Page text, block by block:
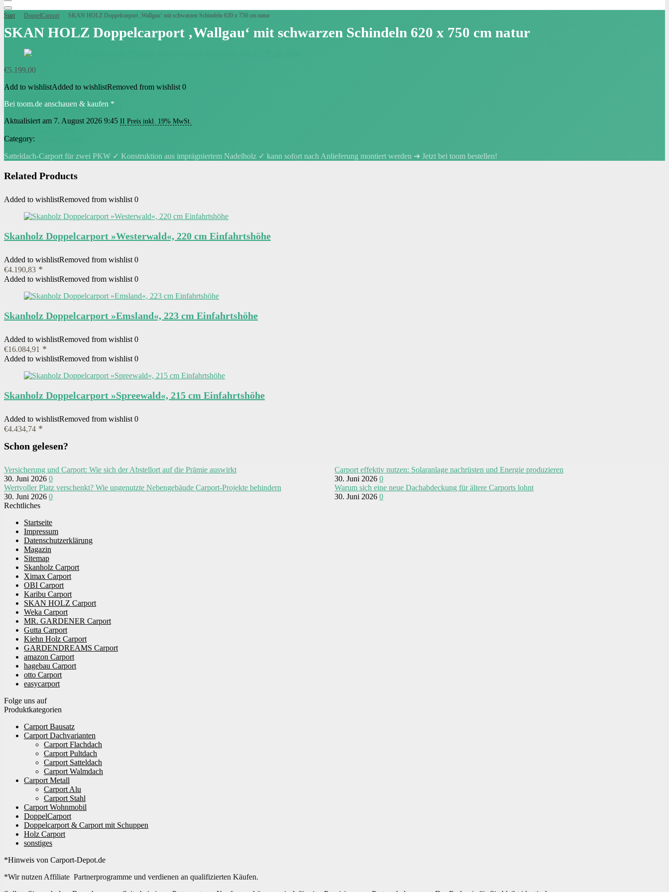
Start DoppelCarport SKAN HOLZ Doppelcarport ‚Wallgau‘ mit schwarzen Schindeln 620 x 750 cm natur
SKAN HOLZ Doppelcarport ‚Wallgau‘ mit schwarzen Schindeln 620 x 750 cm natur
€5.199,00
Add to wishlistAdded to wishlistRemoved from wishlist 0
Bei toom.de anschauen & kaufen *
Aktualisiert am 7. August 2026 9:45 II Preis inkl. 19% MwSt.
Category:
Satteldach-Carport für zwei PKW ✓ Konstruktion aus imprägniertem Nadelholz ✓ kann sofort nach Anlieferung montiert werden ➜ Jetzt bei toom bestellen!
Related Products
Added to wishlistRemoved from wishlist 0
Skanholz Doppelcarport »Westerwald«, 220 cm Einfahrtshöhe
Added to wishlistRemoved from wishlist 0
€4.190,83
Added to wishlistRemoved from wishlist 0
Skanholz Doppelcarport »Emsland«, 223 cm Einfahrtshöhe
Added to wishlistRemoved from wishlist 0
€16.084,91
Added to wishlistRemoved from wishlist 0
Skanholz Doppelcarport »Spreewald«, 215 cm Einfahrtshöhe
Added to wishlistRemoved from wishlist 0
€4.434,74
Schon gelesen?
Versicherung und Carport: Wie sich der Abstellort auf die Prämie auswirkt
30. Juni 2026 0
Carport effektiv nutzen: Solaranlage nachrüsten und Energie produzieren
30. Juni 2026 0
Wertvoller Platz verschenkt? Wie ungenutzte Nebengebäude Carport-Projekte behindern
30. Juni 2026 0
Warum sich eine neue Dachabdeckung für ältere Carports lohnt
30. Juni 2026 0
Rechtliches
Startseite
Impressum
Datenschutzerklärung
Magazin
Sitemap
Skanholz Carport
Ximax Carport
OBI Carport
Karibu Carport
SKAN HOLZ Carport
Weka Carport
MR. GARDENER Carport
Gutta Carport
Kiehn Holz Carport
GARDENDREAMS Carport
amazon Carport
hagebau Carport
otto Carport
easycarport
Folge uns auf
Produktkategorien
Carport Bausatz
Carport Dachvarianten
Carport Flachdach
Carport Pultdach
Carport Satteldach
Carport Walmdach
Carport Metall
Carport Alu
Carport Stahl
Carport Wohnmobil
DoppelCarport
Doppelcarport & Carport mit Schuppen
Holz Carport
sonstiges
*Hinweis von Carport-Depot.de
*Wir nutzen Affiliate Partnerprogramme und verdienen an qualifizierten Käufen.